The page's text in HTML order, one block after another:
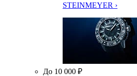
STEINMEYER ›
До 10 000 ₽